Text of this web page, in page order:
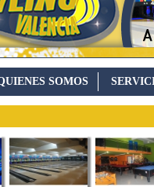
SOMOS